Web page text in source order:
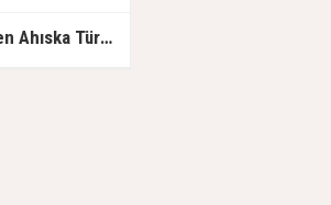
Rusya sınırında bekletilen Ahıska Türklerinin Türkiye'ye gidişine izin verildi.